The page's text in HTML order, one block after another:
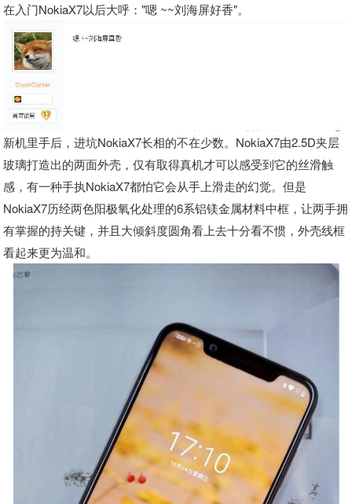
在入门NokiaX7以后大呼："嗯 ~~刘海屏好香"。
新机里手后，进坑NokiaX7长相的不在少数。NokiaX7由2.5D夹层
玻璃打造出的两面外壳，仅有取得真机才可以感受到它的丝滑触
感，有一种手执NokiaX7都怕它会从手上滑走的幻觉。但是
NokiaX7历经两色阳极氧化处理的6系铝镁金属材料中框，让两手拥
有掌握的持关键，并且大倾斜度圆角看上去十分看不惯，外壳线框
看起来更为温和。